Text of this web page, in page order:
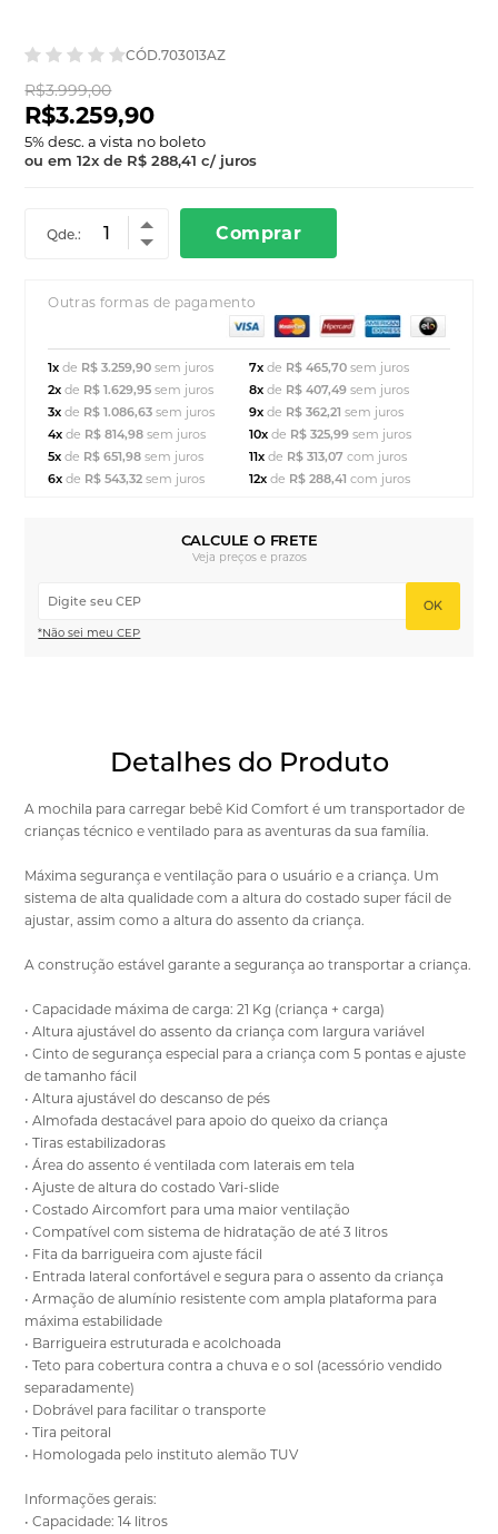
CÓD.703013AZ
R$3.999,00
R$3.259,90
5% desc. a vista no boleto
ou em12x de R$ 288,41 c/ juros
Qde.: Comprar
Outras formas de pagamento
1xde R$ 3.259,90 sem juros
2xde R$ 1.629,95 sem juros
3xde R$ 1.086,63 sem juros
4xde R$ 814,98 sem juros
5xde R$ 651,98 sem juros
6xde R$ 543,32 sem juros
7x de R$ 465,70sem juros
8x de R$ 407,49sem juros
9x de R$ 362,21 sem juros
10x de R$ 325,99sem juros
11x de R$ 313,07com juros
12x de R$ 288,41 com juros
CALCULE O FRETE
Veja preços e prazos
OK
*Não sei meu CEP
Detalhes do Produto
A mochila para carregar bebê Kid Comfort é um transportador de
crianças técnico e ventilado para as aventuras da sua família.
Máxima segurança e ventilação para o usuário e a criança. Um
sistema de alta qualidade com a altura do costado super fácil de
ajustar, assim como a altura do assento da criança.
A construção estável garante a segurança ao transportar a criança.
• Capacidade máxima de carga: 21 Kg (criança + carga)
• Altura ajustável do assento da criança com largura variável
• Cinto de segurança especial para a criança com 5 pontas e ajuste
de tamanho fácil
• Altura ajustável do descanso de pés
• Almofada destacável para apoio do queixo da criança
• Tiras estabilizadoras
• Área do assento é ventilada com laterais em tela
• Ajuste de altura do costado Vari-slide
• Costado Aircomfort para uma maior ventilação
• Compatível com sistema de hidratação de até 3 litros
• Fita da barrigueira com ajuste fácil
• Entrada lateral confortável e segura para o assento da criança
• Armação de alumínio resistente com ampla plataforma para
máxima estabilidade
• Barrigueira estruturada e acolchoada
• Teto para cobertura contra a chuva e o sol (acessório vendido
separadamente)
• Dobrável para facilitar o transporte
• Tira peitoral
• Homologada pelo instituto alemão TUV
Informações gerais:
• Capacidade: 14 litros